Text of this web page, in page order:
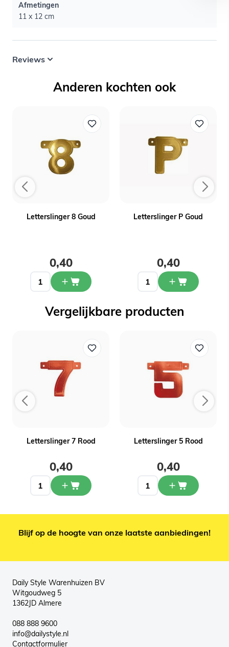
Afmetingen
11 x 12 cm
Reviews
Anderen kochten ook
Letterslinger 8 Goud
0,40
Letterslinger P Goud
0,40
Vergelijkbare producten
Letterslinger 7 Rood
0,40
Letterslinger 5 Rood
0,40
Blijf op de hoogte van onze laatste aanbiedingen!
Daily Style Warenhuizen BV
Witgoudweg 5
1362JD Almere
088 888 9600
info@dailystyle.nl
Contactformulier